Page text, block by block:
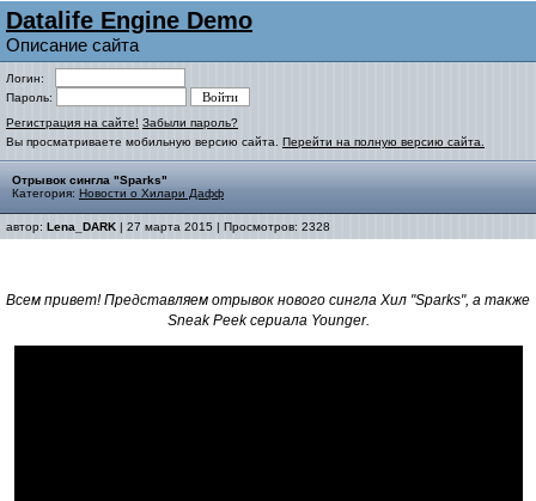
Datalife Engine Demo
Описание сайта
Логин:
Пароль:
Регистрация на сайте! Забыли пароль?
Вы просматриваете мобильную версию сайта. Перейти на полную версию сайта.
Отрывок сингла "Sparks"
Категория: Новости о Хилари Дафф
автор: Lena_DARK | 27 марта 2015 | Просмотров: 2328
Всем привет! Представляем отрывок нового сингла Хил "Sparks", а также
Sneak Peek сериала Younger.